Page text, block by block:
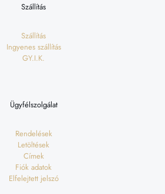
Szállítás
Szállítás
Ingyenes szállítás
GY.I.K.
Ügyfélszolgálat
Rendelések
Letöltések
Címek
Fiók adatok
Elfelejtett jelszó